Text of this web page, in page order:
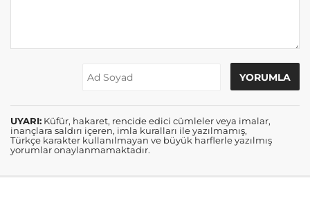
UYARI: Küfür, hakaret, rencide edici cümleler veya imalar,
inançlara saldırı içeren, imla kuralları ile yazılmamış,
Türkçe karakter kullanılmayan ve büyük harflerle yazılmış
yorumlar onaylanmamaktadır.